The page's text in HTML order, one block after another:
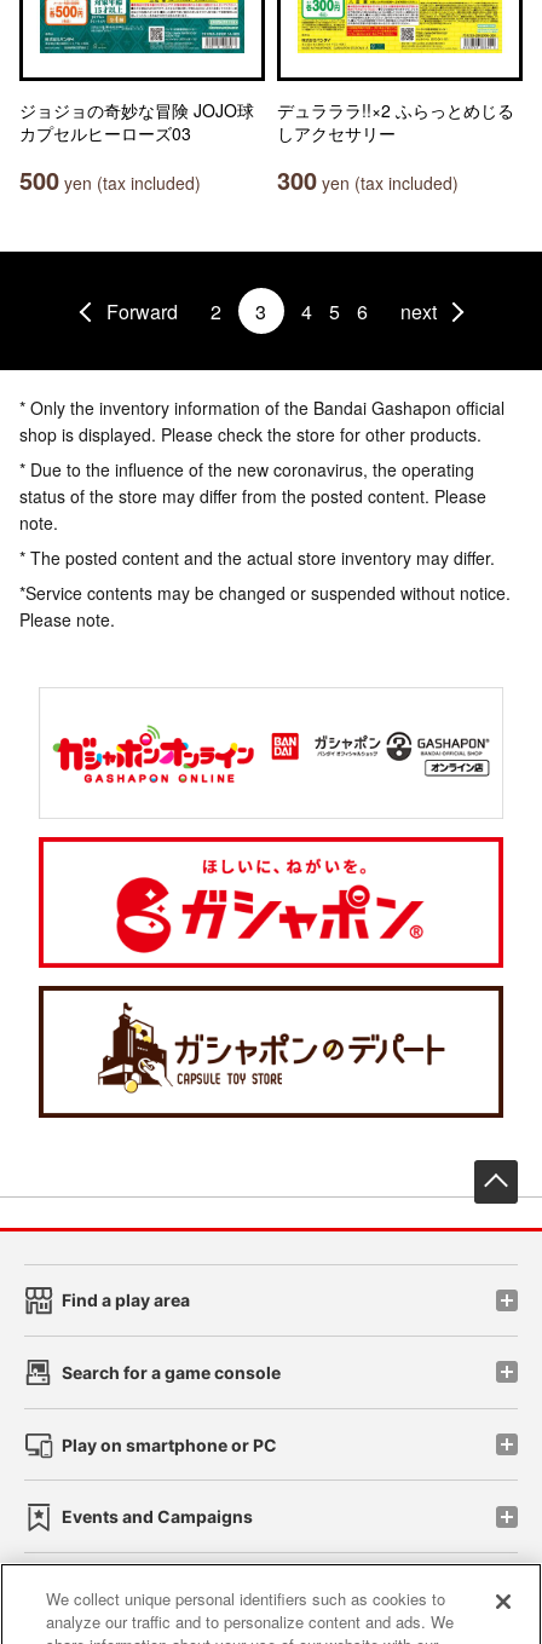
ジョジョの奇妙な冒険 JOJO球
カプセルヒーローズ03
500 yen (tax included)
デュラララ!!×2 ふらっとめじる
しアクセサリー
300 yen (tax included)
Forward 2 3 4 5 6 next
* Only the inventory information of the Bandai Gashapon official
shop is displayed. Please check the store for other products.
* Due to the influence of the new coronavirus, the operating
status of the store may differ from the posted content. Please
note.
* The posted content and the actual store inventory may differ.
*Service contents may be changed or suspended without notice.
Please note.
Find a play area
Search for a game console
Play on smartphone or PC
Events and Campaigns
Affiliate Sustainability site policy privacy policy
We collect unique personal identifiers such as cookies to
analyze our traffic and to personalize content and ads. We